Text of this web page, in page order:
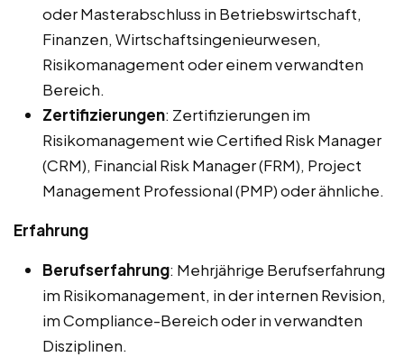
oder Masterabschluss in Betriebswirtschaft,
Finanzen, Wirtschaftsingenieurwesen,
Risikomanagement oder einem verwandten
Bereich.
Zertifizierungen: Zertifizierungen im
Risikomanagement wie Certified Risk Manager
(CRM), Financial Risk Manager (FRM), Project
Management Professional (PMP) oder ähnliche.
Erfahrung
Berufserfahrung: Mehrjährige Berufserfahrung
im Risikomanagement, in der internen Revision,
im Compliance-Bereich oder in verwandten
Disziplinen.